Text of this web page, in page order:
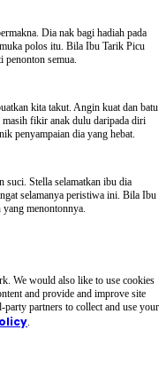
Dia nak bagi hadiah pada
polos itu. Bila Ibu Tarik Picu
penonton semua.
kita takut. Angin kuat dan batu
masih fikir anak dulu daripada diri
penyampaian dia yang hebat.
suci. Stella selamatkan ibu dia
selamanya peristiwa ini. Bila Ibu
menontonnya.
We would also like to use cookies
and provide and improve site
partners to collect and use your
.